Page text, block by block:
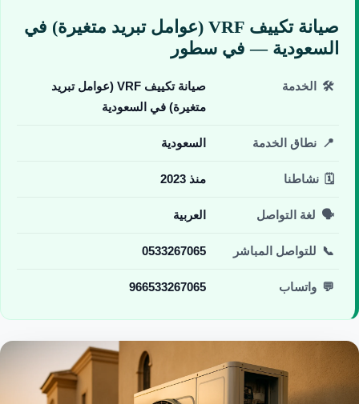
صيانة تكييف VRF (عوامل تبريد متغيرة) في
السعودية — في سطور
🛠️ الخدمة
صيانة تكييف VRF (عوامل تبريد
متغيرة) في السعودية
📍 نطاق الخدمة السعودية
🗓️ نشاطنا منذ 2023
🗣️ لغة التواصل العربية
📞 للتواصل المباشر 0533267065
💬 واتساب 966533267065